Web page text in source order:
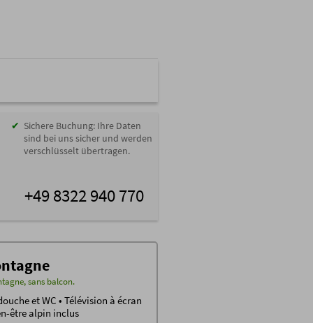
Sichere Buchung: Ihre Daten
sind bei uns sicher und werden
verschlüsselt übertragen.
+49 8322 940 770
sans balcon.
et WC • Télévision à écran
être alpin inclus